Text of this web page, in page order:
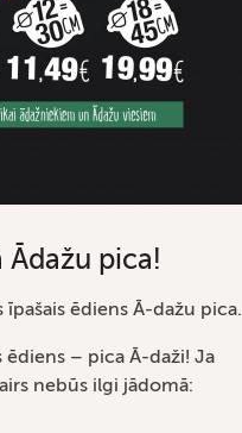
pica!
ēdiens Ā-dažu pica.
– pica Ā-daži! Ja
nebūs ilgi jādomā: